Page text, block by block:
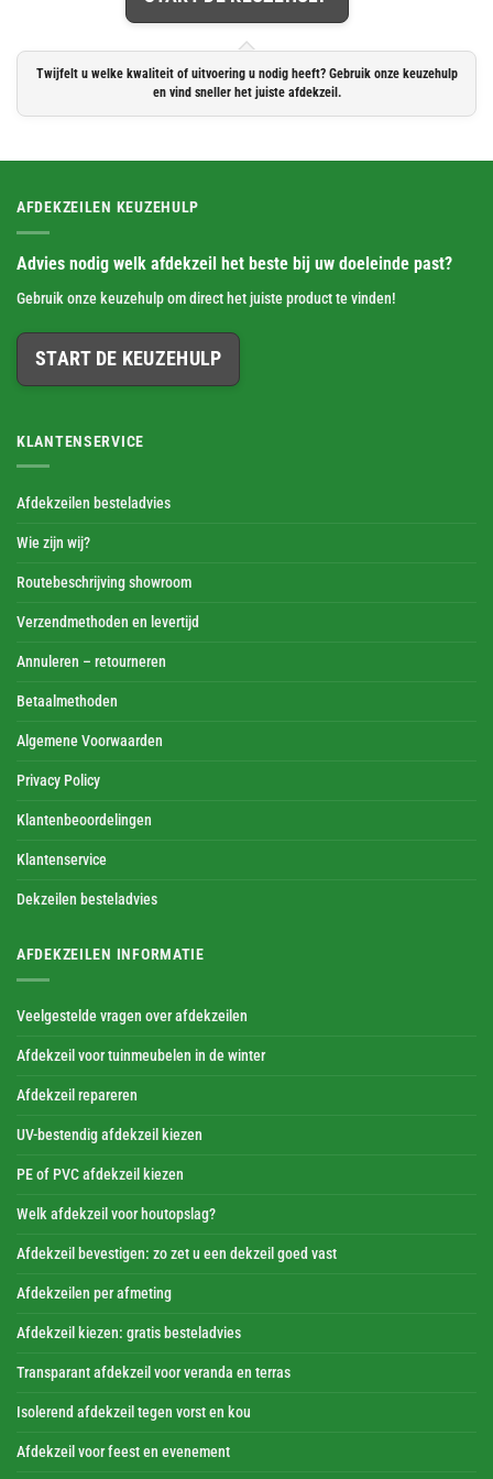
Twijfelt u welke kwaliteit of uitvoering u nodig heeft? Gebruik onze keuzehulp
en vind sneller het juiste afdekzeil.
AFDEKZEILEN KEUZEHULP
Advies nodig welk afdekzeil het beste bij uw doeleinde past?
Gebruik onze keuzehulp om direct het juiste product te vinden!
START DE KEUZEHULP
KLANTENSERVICE
Afdekzeilen besteladvies
Wie zijn wij?
Routebeschrijving showroom
Verzendmethoden en levertijd
Annuleren – retourneren
Betaalmethoden
Algemene Voorwaarden
Privacy Policy
Klantenbeoordelingen
Klantenservice
Dekzeilen besteladvies
AFDEKZEILEN INFORMATIE
Veelgestelde vragen over afdekzeilen
Afdekzeil voor tuinmeubelen in de winter
Afdekzeil repareren
UV-bestendig afdekzeil kiezen
PE of PVC afdekzeil kiezen
Welk afdekzeil voor houtopslag?
Afdekzeil bevestigen: zo zet u een dekzeil goed vast
Afdekzeilen per afmeting
Afdekzeil kiezen: gratis besteladvies
Transparant afdekzeil voor veranda en terras
Isolerend afdekzeil tegen vorst en kou
Afdekzeil voor feest en evenement